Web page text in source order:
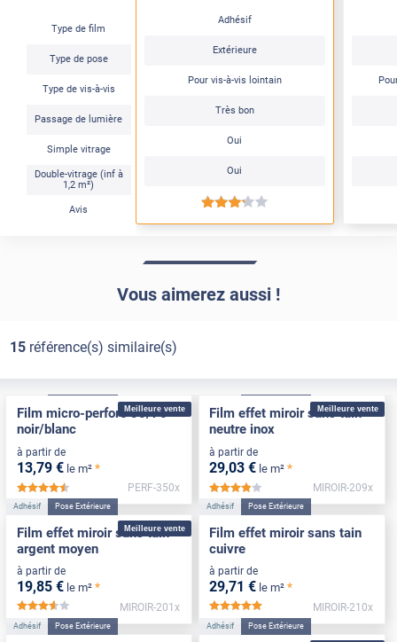
Type de film
Type de pose
Type de vis-à-vis
Passage de lumière
Simple vitrage
Double-vitrage (inf à
1,2 m²)
Avis
Adhésif
Extérieure
Pour vis-à-vis lointain
Très bon
Oui
Oui
*****
Vous aimerez aussi !
15référence(s) similaire(s)
Meilleure vente
Film micro-perforé 30/70
noir/blanc
à partir de
13,79 € le m² *
*****
PERF-350x
Meilleure vente
Film effet miroir sans tain
neutre inox
à partir de
29,03 € le m² *
*****
MIROIR-209x
Meilleure vente
Adhésif Pose Extérieure
Film effet miroir sans tain
argent moyen
à partir de
19,85 € le m² *
*****
MIROIR-201x
Adhésif Pose Extérieure
Film effet miroir sans tain
cuivre
à partir de
29,71 € le m² *
MIROIR-210x
Adhésif Pose Extérieure Adhésif Pose Extérieure